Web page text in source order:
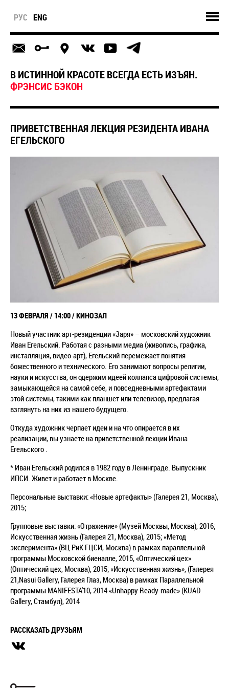
РУС ENG
В ИСТИННОЙ КРАСОТЕ ВСЕГДА ЕСТЬ ИЗЪЯН.
ФРЭНСИС БЭКОН
ПРИВЕТСТВЕННАЯ ЛЕКЦИЯ РЕЗИДЕНТА ИВАНА
ЕГЕЛЬСКОГО
13 ФЕВРАЛЯ / 14:00 / КИНОЗАЛ
Новый участник арт-резиденции «Заря» ­– московский художник
Иван Егельский. Работая с разными медиа (живопись, графика,
инсталляция, видео-арт), Егельский перемежает понятия
божественного и технического. Его занимают вопросы религии,
науки и искусства, он одержим идеей коллапса цифровой системы,
замыкающейся на самой себе, и повседневными артефактами
этой системы, такими как планшет или телевизор, предлагая
взглянуть на них из нашего будущего.
Откуда художник черпает идеи и на что опирается в их
реализации, вы узнаете на приветственной лекции Ивана
Егельского .
* Иван Егельский родился в 1982 году в Ленинграде. Выпускник
ИПСИ. Живет и работает в Москве.
Персональные выставки: «Новые артефакты» (Галерея 21, Москва),
2015;
Групповые выставки: «Отражение» (Музей Москвы, Москва), 2016;
Искусственная жизнь (Галерея 21, Москва), 2015; «Метод
эксперимента» (ВЦ РиК ГЦСИ, Москва) в рамках параллельной
программы Московской биеналле, 2015, «Оптический цех»
(Оптический цех, Москва), 2015; «Искусственная жизнь», (Галерея
21,Nasui Gallery, Галерея Глаз, Москва) в рамках Параллельной
программы MANIFESTA'10, 2014 «Unhappy Ready-made» (KUAD
Gallery, Стамбул), 2014
РАССКАЗАТЬ ДРУЗЬЯМ